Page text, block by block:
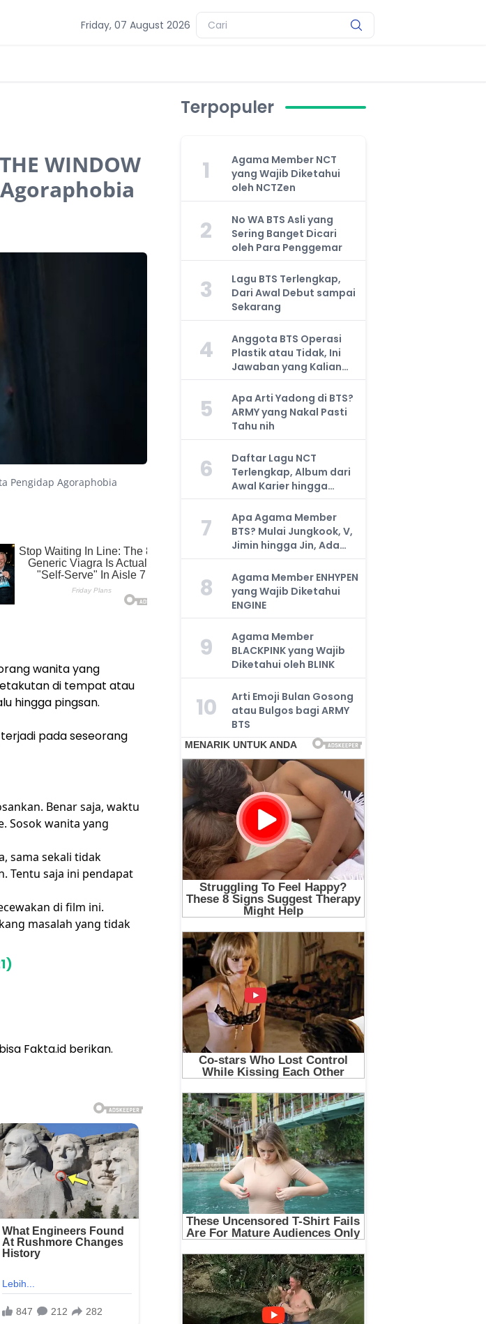
Friday, 07 August 2026
WINDOW
Pengidap Agoraphobia
wanita yang
di tempat atau
hingga pingsan.
pada seseorang
Benar saja, waktu
Sosok wanita yang
sama sekali tidak
Tentu saja ini pendapat
di film ini.
masalah yang tidak
Fakta.id berikan.
Terpopuler
1
Agama Member NCT
yang Wajib Diketahui
oleh NCTZen
2
No WA BTS Asli yang
Sering Banget Dicari
oleh Para Penggemar
3
Lagu BTS Terlengkap,
Dari Awal Debut sampai
Sekarang
4
Anggota BTS Operasi
Plastik atau Tidak, Ini
Jawaban yang Kalian
Cari
5
Apa Arti Yadong di BTS?
ARMY yang Nakal Pasti
Tahu nih
6
Daftar Lagu NCT
Terlengkap, Album dari
Awal Karier hingga
Sekarang
7
Apa Agama Member
BTS? Mulai Jungkook, V,
Jimin hingga Jin, Ada
yang Atheis
8
Agama Member ENHYPEN
yang Wajib Diketahui
ENGINE
9
Agama Member
BLACKPINK yang Wajib
Diketahui oleh BLINK
10
Arti Emoji Bulan Gosong
atau Bulgos bagi ARMY
BTS